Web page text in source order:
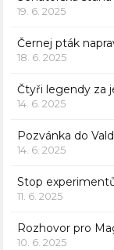
19. 6. 2025
Černej pták
18. 6. 2025
Čtyři legendy za
14. 6. 2025
Pozvánka do
14. 6. 2025
Stop
11. 6. 2025
Rozhovor pro
10. 6. 2025